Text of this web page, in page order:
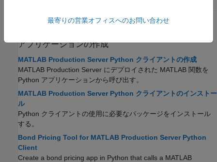
トピック
アプリケーションの作成
MATLAB Production Server Python クライアントの作成
MATLAB Production Server にデプロイされた MATLAB 関数を
Python アプリケーションから呼び出す。
MATLAB Production Server Python クライアントのインストー
ル
Python クライアントの使用に必要なパッケージをインストール
する。
Bond Pricing Tool for MATLAB Production Server Python
Client
Create a bond pricing app in Python that calls a MATLAB
最寄りの営業オフィスへのお問い合わせ